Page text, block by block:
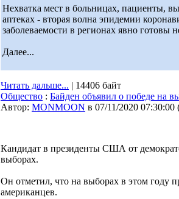
Нехватка мест в больницах, пациенты,
аптеках - вторая волна эпидемии
заболеваемости в регионах явно готовы
Далее...
Читать дальше... | 14406 байт
Общество : Байден объявил о победе на
Автор: MONMOON в 07/11/2020 07:30:00
Кандидат в президенты США от
выборах.
Он отметил, что на выборах в этом году
американцев.